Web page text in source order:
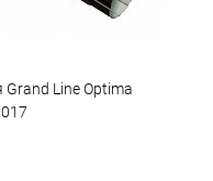
Grand Line Optima